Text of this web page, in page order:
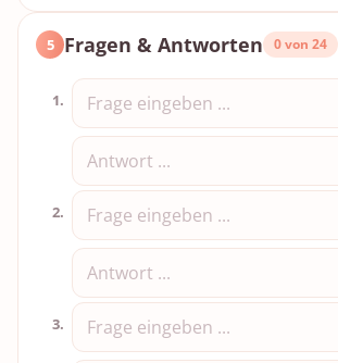
5 Fragen & Antworten 0 von 24
1.
2.
3.